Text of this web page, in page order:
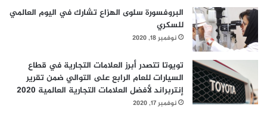
البروفسورة سلوى الهزاع تشارك في اليوم العالمي
للسكري
نوفمبر 18, 2020
تويوتا تتصدر أبرز العلامات التجارية في قطاع
السيارات للعام الرابع على التوالي ضمن تقرير
إنتربراند لأفضل العلامات التجارية العالمية 2020
نوفمبر 17, 2020